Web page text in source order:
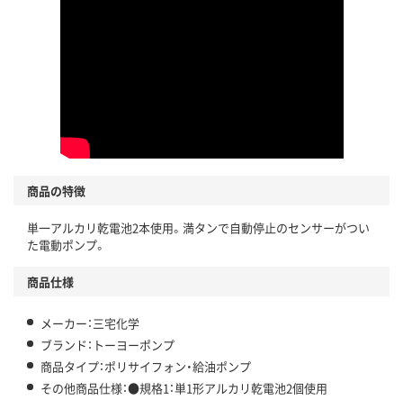
商品の特徴
単一アルカリ乾電池2本使用。満タンで自動停止のセンサーがつい
た電動ポンプ。
商品仕様
メーカー：三宅化学
ブランド：トーヨーポンプ
商品タイプ：ポリサイフォン・給油ポンプ
その他商品仕様：●規格1：単1形アルカリ乾電池2個使用